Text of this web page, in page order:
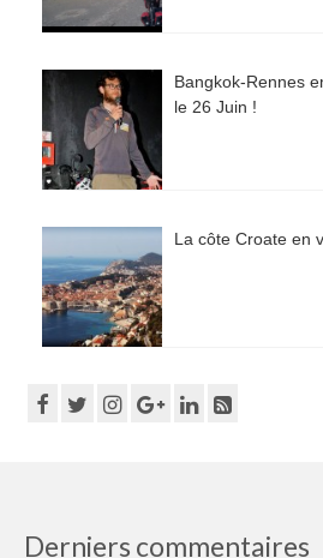
Bangkok-Rennes
le 26 Juin !
La côte Croate en
Derniers commentaires